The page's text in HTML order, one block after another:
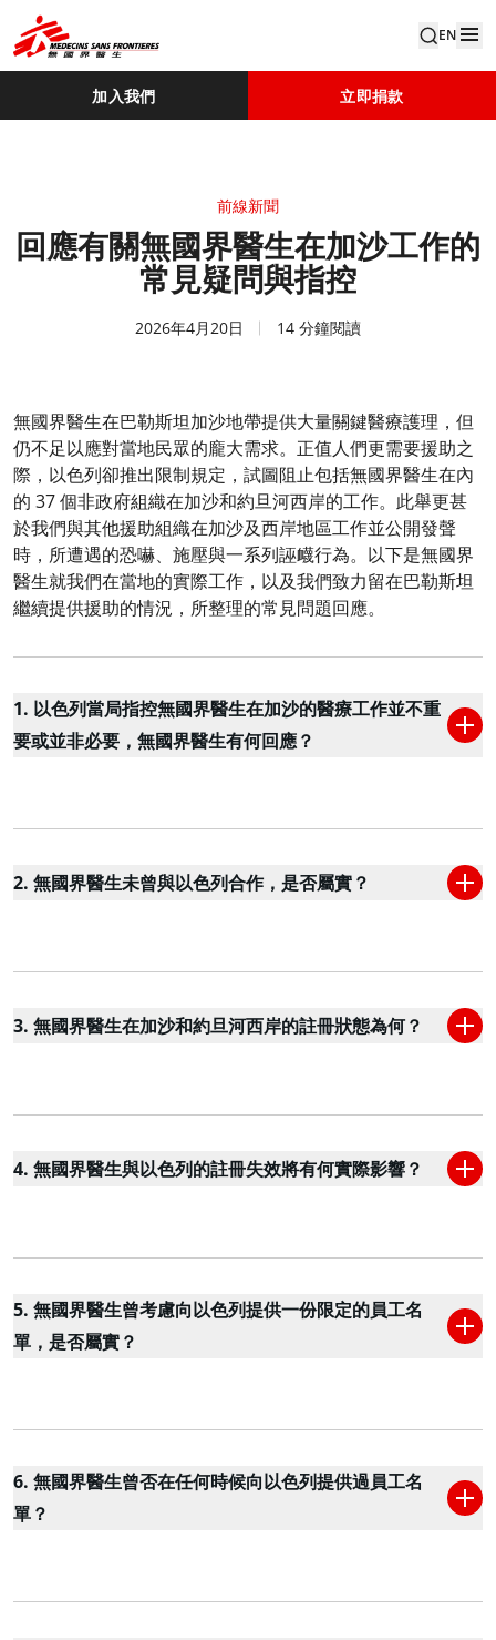
EN
加入我們 立即捐款
前線新聞
回應有關無國界醫生在加沙工作的
常見疑問與指控
2026年4月20日 14 分鐘閱讀
無國界醫生在巴勒斯坦加沙地帶提供大量關鍵醫療護理，但
仍不足以應對當地民眾的龐大需求。正值人們更需要援助之
際，以色列卻推出限制規定，試圖阻止包括無國界醫生在內
的 37 個非政府組織在加沙和約旦河西岸的工作。此舉更甚
於我們與其他援助組織在加沙及西岸地區工作並公開發聲
時，所遭遇的恐嚇、施壓與一系列誣衊行為。以下是無國界
醫生就我們在當地的實際工作，以及我們致力留在巴勒斯坦
繼續提供援助的情況，所整理的常見問題回應。
1. 以色列當局指控無國界醫生在加沙的醫療工作並不重
要或並非必要，無國界醫生有何回應？
2. 無國界醫生未曾與以色列合作，是否屬實？
3. 無國界醫生在加沙和約旦河西岸的註冊狀態為何？
4. 無國界醫生與以色列的註冊失效將有何實際影響？
5. 無國界醫生曾考慮向以色列提供一份限定的員工名
單，是否屬實？
6. 無國界醫生曾否在任何時候向以色列提供過員工名
單？